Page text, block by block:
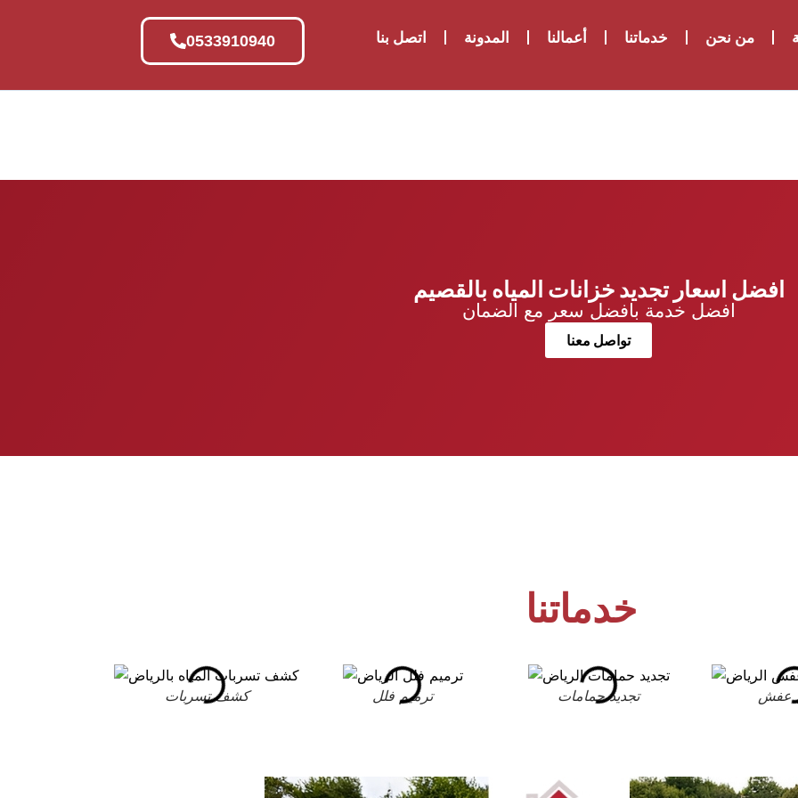
من نحن خدماتنا أعمالنا المدونة اتصل بنا 0533910940
افضل اسعار تجديد خزانات المياه بالقصيم
افضل خدمة بافضل سعر مع الضمان
تواصل معنا
خدماتنا
كشف تسربات ترميم فلل تجديد حمامات عفش